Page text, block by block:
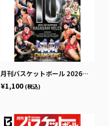
月刊バスケットボール 2026年8月号 (発売日2026年6月25日)
¥1,100 (税込)